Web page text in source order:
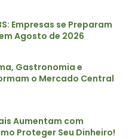
Empresas se Preparam
Agosto de 2026
Gastronomia e
o Mercado Central
Aumentam com
Proteger Seu Dinheiro!